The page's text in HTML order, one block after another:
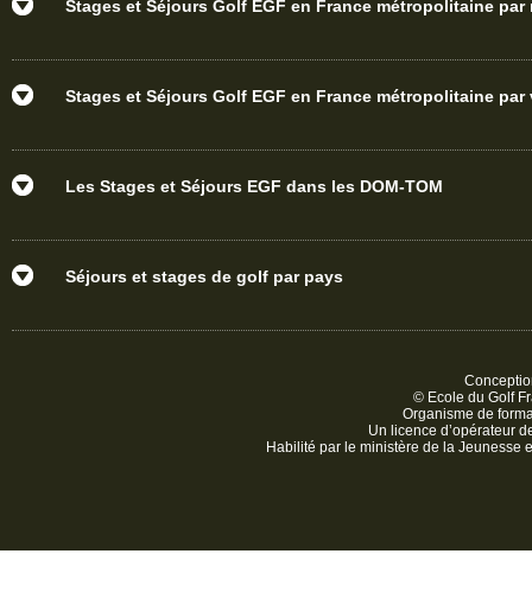
Stages et Séjours Golf EGF en France métropolitaine par
Stages et Séjours Golf EGF en France métropolitaine par
Les Stages et Séjours EGF dans les DOM-TOM
Séjours et stages de golf par pays
© Ecole du Golf
Organisme de
Un licence d’opérateur
Habilité par le ministère de la Jeunesse